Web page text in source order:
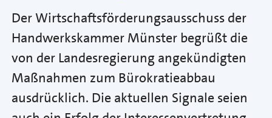
Der Wirtschaftsförderungsausschuss der
Handwerkskammer Münster begrüßt die
von der Landesregierung angekündigten
Maßnahmen zum Bürokratieabbau
ausdrücklich. Die aktuellen Signale seien